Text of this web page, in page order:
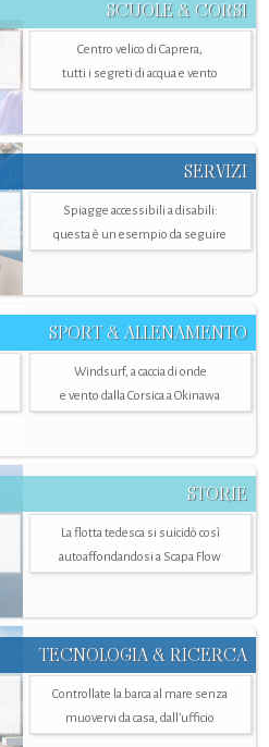
SCUOLE & CORSI
Centro velico di Caprera,
tutti i segreti di acqua e vento
SERVIZI
Spiagge accessibili a disabili:
questa è un esempio da seguire
SPORT & ALLENAMENTO
Windsurf, a caccia di onde
e vento dalla Corsica a Okinawa
STORIE
La flotta tedesca si suicidò così
autoaffondandosi a Scapa Flow
TECNOLOGIA & RICERCA
Controllate la barca al mare senza
muovervi da casa, dall’ufficio